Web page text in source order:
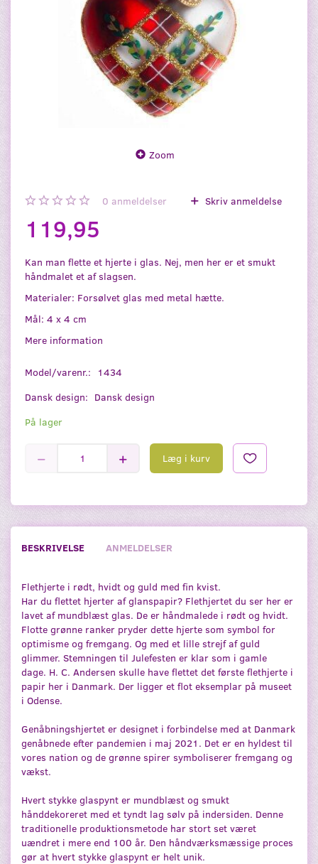
Zoom
0 anmeldelser Skriv anmeldelse
119,95
Kan man flette et hjerte i glas. Nej, men her er et smukt
håndmalet et af slagsen.
Materialer: Forsølvet glas med metal hætte.
Mål: 4 x 4 cm
Mere information
Model/varenr.:
1434
Dansk design: Dansk design
På lager
Læg i kurv
BESKRIVELSE ANMELDELSER
Flethjerte i rødt, hvidt og guld med fin kvist.
Har du flettet hjerter af glanspapir? Flethjertet du ser her er
lavet af mundblæst glas. De er håndmalede i rødt og hvidt.
Flotte grønne ranker pryder dette hjerte som symbol for
optimisme og fremgang. Og med et lille strejf af guld
glimmer. Stemningen til Julefesten er klar som i gamle
dage. H. C. Andersen skulle have flettet det første flethjerte i
papir her i Danmark. Der ligger et flot eksemplar på museet
i Odense.
Genåbningshjertet er designet i forbindelse med at Danmark
genåbnede efter pandemien i maj 2021. Det er en hyldest til
vores nation og de grønne spirer symboliserer fremgang og
vækst.
Hvert stykke glaspynt er mundblæst og smukt
hånddekoreret med et tyndt lag sølv på indersiden. Denne
traditionelle produktionsmetode har stort set været
uændret i mere end 100 år. Den håndværksmæssige proces
gør at hvert stykke glaspynt er helt unik.